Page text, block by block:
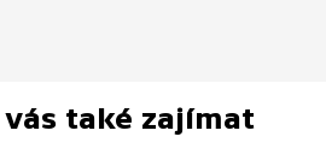
také zajímat